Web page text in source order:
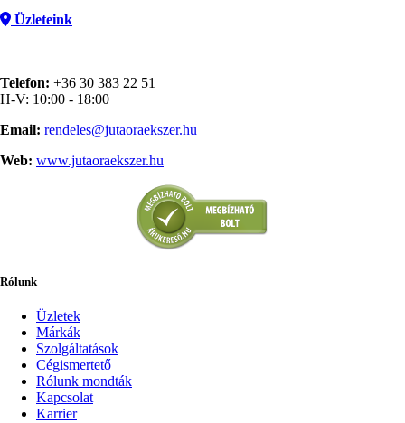
Üzleteink
Telefon: +36 30 383 22 51
H-V: 10:00 - 18:00
Email: rendeles@jutaoraekszer.hu
Web: www.jutaoraekszer.hu
Rólunk
Üzletek
Márkák
Szolgáltatások
Cégismertető
Rólunk mondták
Kapcsolat
Karrier